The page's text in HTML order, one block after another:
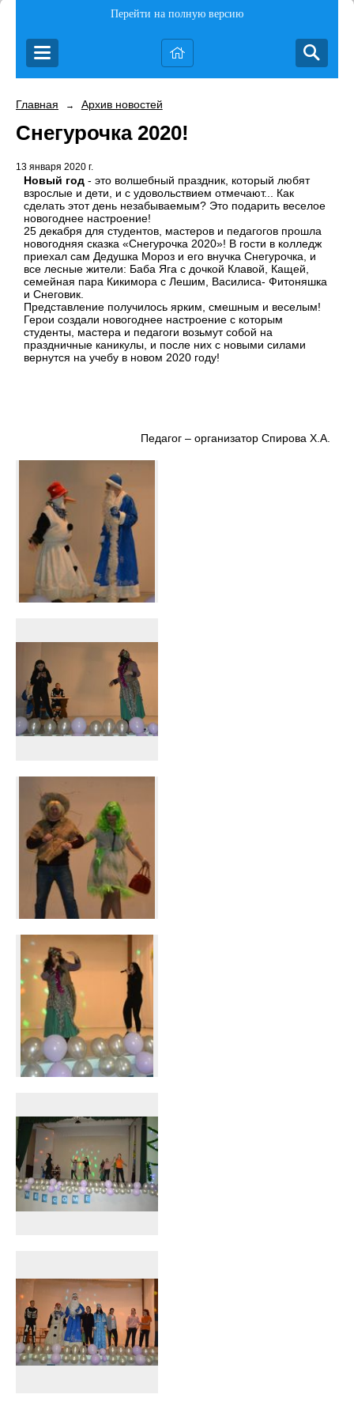
Перейти на полную версию
Главная → Архив новостей
Снегурочка 2020!
13 января 2020 г.
Новый год - это волшебный праздник, который любят
взрослые и дети, и с удовольствием отмечают... Как
сделать этот день незабываемым? Это подарить веселое
новогоднее настроение!
25 декабря для студентов, мастеров и педагогов прошла
новогодняя сказка «Снегурочка 2020»! В гости в колледж
приехал сам Дедушка Мороз и его внучка Снегурочка, и
все лесные жители: Баба Яга с дочкой Клавой, Кащей,
семейная пара Кикимора с Лешим, Василиса- Фитоняшка
и Снеговик.
Представление получилось ярким, смешным и веселым!
Герои создали новогоднее настроение с которым
студенты, мастера и педагоги возьмут собой на
праздничные каникулы, и после них с новыми силами
вернутся на учебу в новом 2020 году!
Педагог – организатор Спирова Х.А.